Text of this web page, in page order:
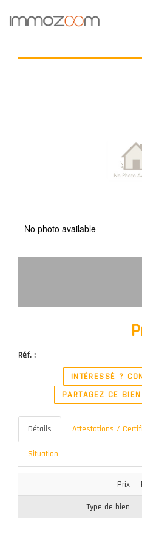
No photo available
Réf. :
INTÉRESSÉ ?
PARTAGEZ CE
Détails Attestations /
Situation
Prix
Type de bien